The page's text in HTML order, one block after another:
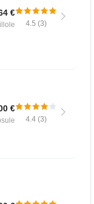
€
4.5 (3)
€
4.4 (3)